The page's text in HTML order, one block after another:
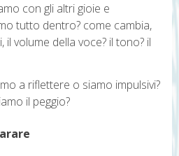
con gli altri gioie e
tutto dentro? come cambia,
volume della voce? il tono? il
a riflettere o siamo impulsivi?
il peggio?